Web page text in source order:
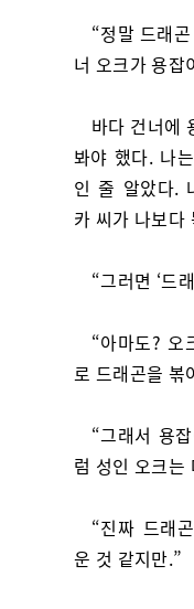
“정말 드래
너 오크가 용잡
바다 건너에
봐야 했다. 나
인 줄 알았다.
카 씨가 나보다
“그러면 ‘드
“아마도? 오
로 드래곤을 볶
“그래서 용
럼 성인 오크는
“진짜 드래
운 것 같지만.”